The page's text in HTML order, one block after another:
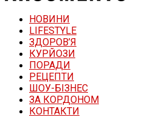
НОВИНИ
LIFESTYLE
ЗДОРОВ’Я
КУРЙОЗИ
ПОРАДИ
РЕЦЕПТИ
ШОУ-БІЗНЕС
ЗА КОРДОНОМ
КОНТАКТИ